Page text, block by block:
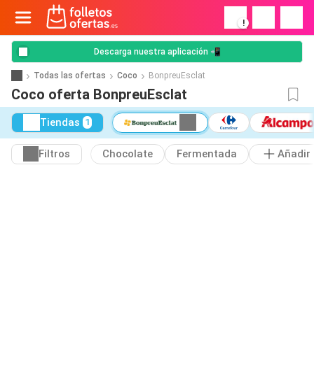
!
Descarga nuestra aplicación 📲
Todas las ofertas Coco BonpreuEsclat
Coco oferta BonpreuEsclat
Tiendas 1
Filtros Chocolate Fermentada Añadir